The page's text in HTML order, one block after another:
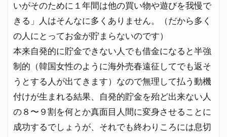
いがそのために１年間は他の買い物や遊びを我慢で
きる」人はそんなに多くありません。（だから多く
の人にとってお金が貯まらないのです）
本来自発的に貯金できない人でも借金になると半強
制的（韓国女性のように海外売春遠征してでも返そ
うとする人が出てきます）なので無理して払う動機
付けが生まれる結果、自発的貯金を殆ど出来ない人
の８〜９割を何とか真面目人間に変身させることに
成功するでしょうが、それでも終わりころには息切